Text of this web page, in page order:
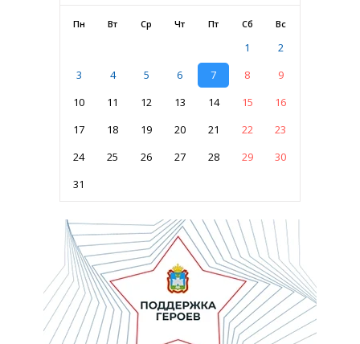
Пн Вт Ср Чт Пт Сб Вс
1
2
3
4 5 6 7 8
9
10
11 12 13 14 15
16
17
18 19 20 21 22
23
24
25 26 27 28 29
30
31